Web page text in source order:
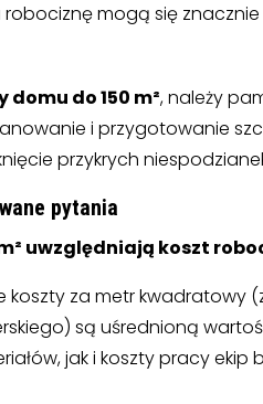
robociznę mogą się
domu do 150 m², należy
i przygotowanie
przykrych
pytania
uwzględniają koszt
koszty za metr kwadratowy
są uśrednioną
jak i koszty pracy ekip